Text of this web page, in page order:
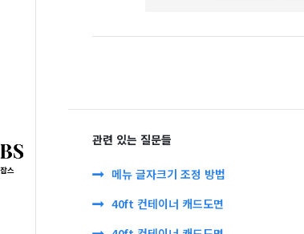
관련 있는 질문들
메뉴 글자크기 조정 방법
40ft 컨테이너 캐드도면